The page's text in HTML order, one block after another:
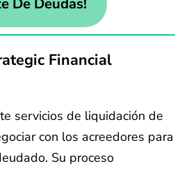
De Deudas!
Financial
servicios de liquidación de
con los acreedores para
Su proceso